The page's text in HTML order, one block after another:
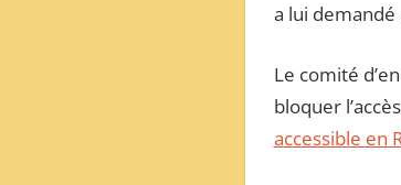
a lui demandé
Le comité
bloquer
accessible en